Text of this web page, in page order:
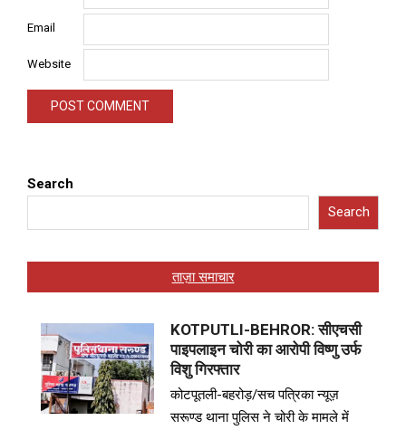
Email
Website
Search
Search
ताज़ा समाचार
KOTPUTLI-BEHROR: सीएचसी
पाइपलाइन चोरी का आरोपी विष्णु उर्फ
विशु गिरफ्तार
कोटपूतली-बहरोड़/सच पत्रिका न्यूज़
सरूण्ड थाना पुलिस ने चोरी के मामले में